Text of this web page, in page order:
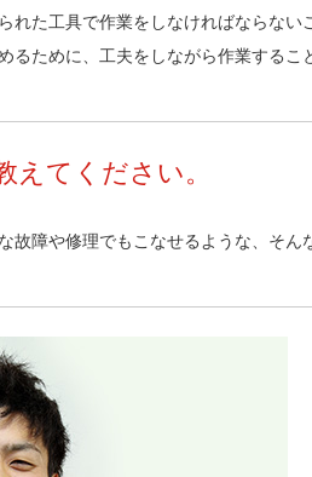
れた工具で作業をしなければならない
るために、工夫をしながら作業するこ
えてください。
故障や修理でもこなせるような、そ